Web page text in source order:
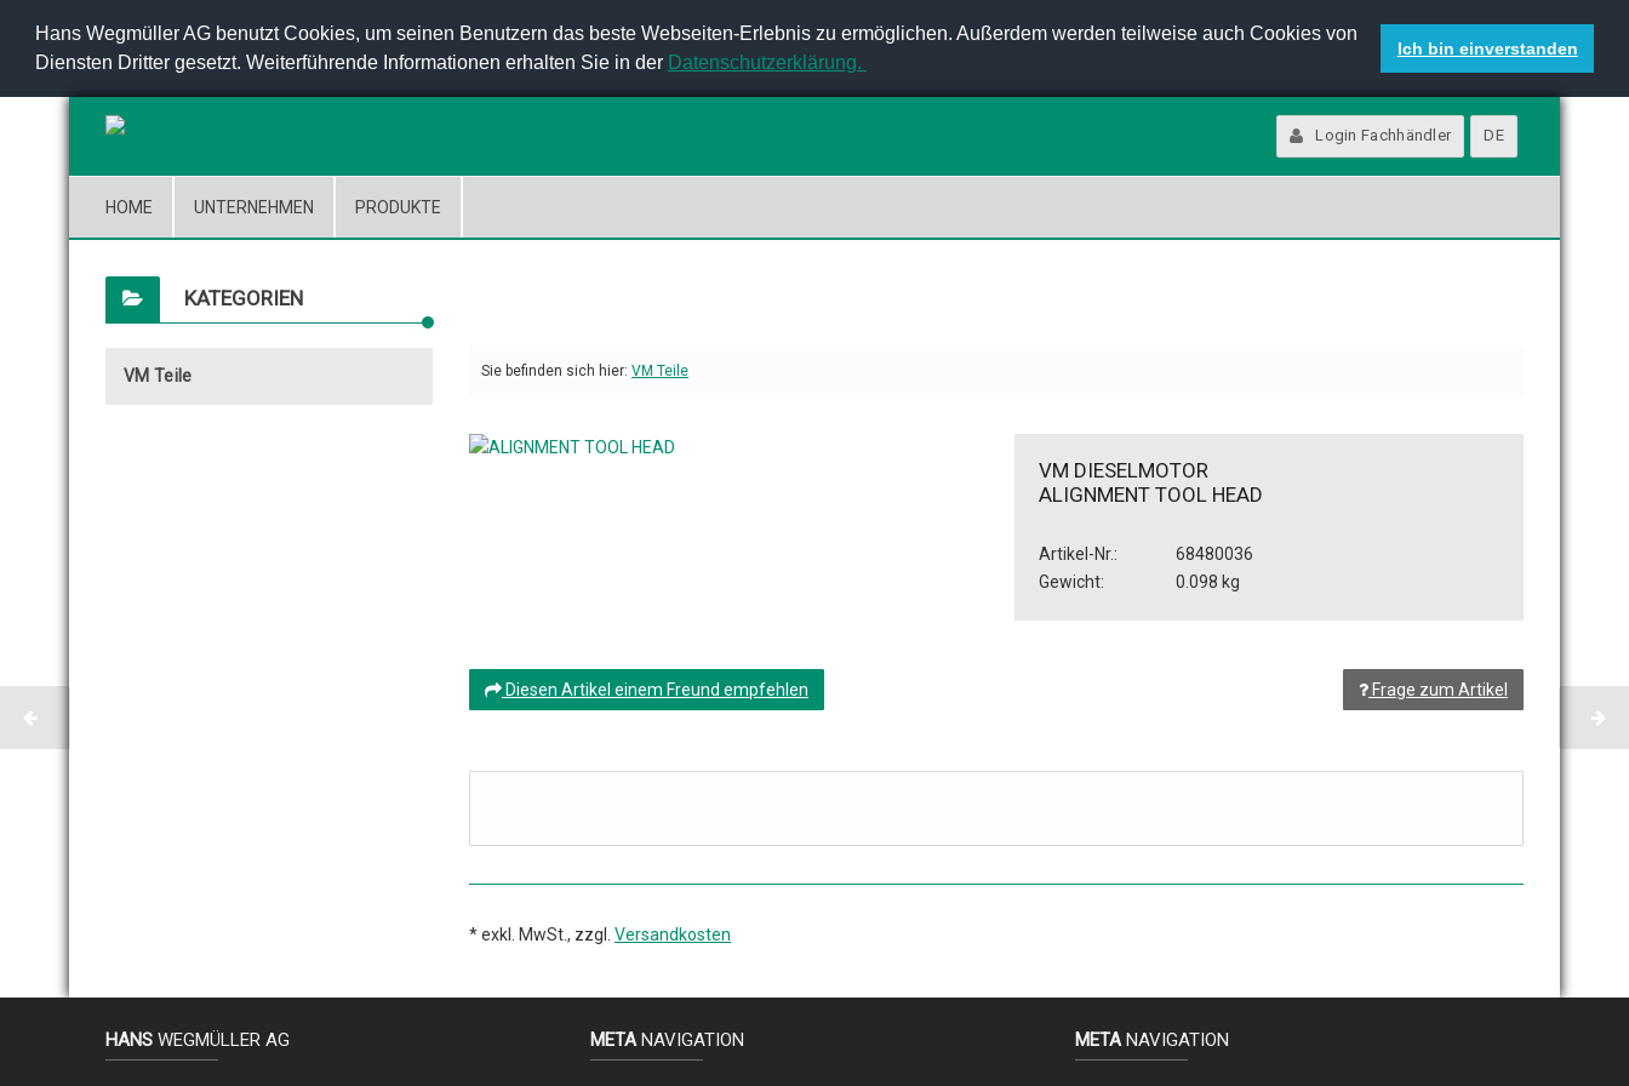
Hans Wegmüller AG benutzt Cookies, um seinen Benutzern das beste Webseiten-Erlebnis zu ermöglichen. Außerdem werden teilweise auch Cookies von
Diensten Dritter gesetzt. Weiterführende Informationen erhalten Sie in der Datenschutzerklärung.
Ich bin einverstanden
DE
Login Fachhändler
HOME UNTERNEHMEN PRODUKTE
KATEGORIEN
VM Teile Sie befinden sich hier: VM Teile
VM DIESELMOTOR
ALIGNMENT TOOL HEAD
Artikel-Nr.:
68480036
Gewicht:
0.098 kg
Diesen Artikel einem Freund empfehlen Frage zum Artikel
* exkl. MwSt., zzgl. Versandkosten
HANS WEGMÜLLER AG METANAVIGATION METANAVIGATION